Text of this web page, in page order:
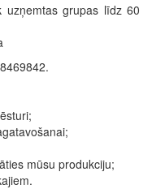
uzņemtas grupas līdz 60
mūsu produkciju;